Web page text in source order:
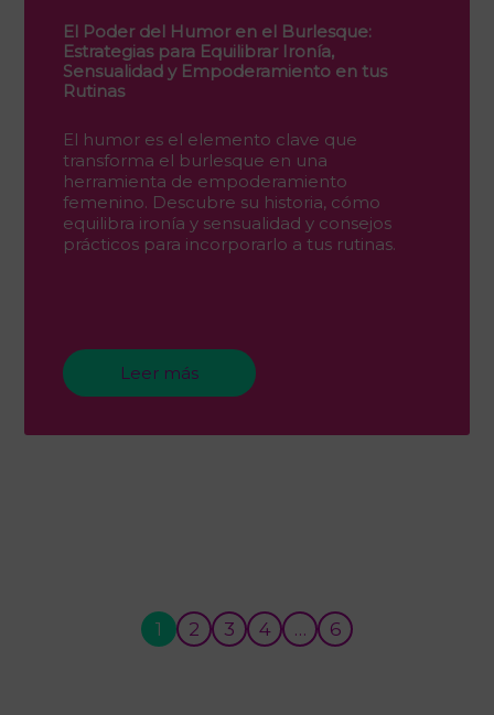
El Poder del Humor en el Burlesque:
Estrategias para Equilibrar Ironía,
Sensualidad y Empoderamiento en tus
Rutinas
El humor es el elemento clave que
transforma el burlesque en una
herramienta de empoderamiento
femenino. Descubre su historia, cómo
equilibra ironía y sensualidad y consejos
prácticos para incorporarlo a tus rutinas.
Leer más
1 2 3 4 … 6